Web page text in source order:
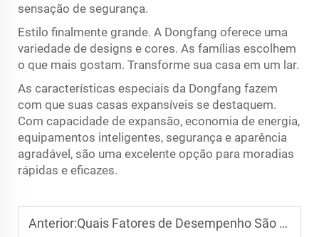
sensação de segurança.
Estilo finalmente grande. A Dongfang oferece uma
variedade de designs e cores. As famílias escolhem
o que mais gostam. Transforme sua casa em um lar.
As características especiais da Dongfang fazem
com que suas casas expansíveis se destaquem.
Com capacidade de expansão, economia de energia,
equipamentos inteligentes, segurança e aparência
agradável, são uma excelente opção para moradias
rápidas e eficazes.
Anterior:Quais Fatores de Desempenho São Relevantes em Projetos Comerciais de Casas Contêiner